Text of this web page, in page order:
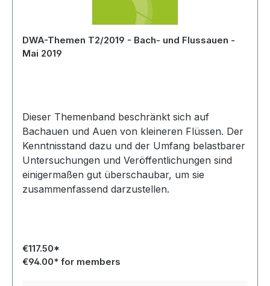
DWA-Themen T2/2019 - Bach- und Flussauen -
Mai 2019
Dieser Themenband beschränkt sich auf
Bachauen und Auen von kleineren Flüssen. Der
Kenntnisstand dazu und der Umfang belastbarer
Untersuchungen und Veröffentlichungen sind
einigermaßen gut überschaubar, um sie
zusammenfassend darzustellen.
€117.50*
€94.00* for members